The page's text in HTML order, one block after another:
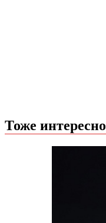
Тоже интересно